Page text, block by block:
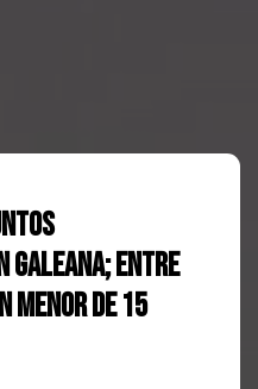
Galeana; entre
menor de 15